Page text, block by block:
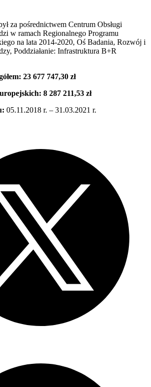
za pośrednictwem Centrum Obsługi
w ramach Regionalnego Programu
na lata 2014-2020, Oś Badania, Rozwój i
Poddziałanie: Infrastruktura B+R
23 677 747,30 zł
8 287 211,53 zł
05.11.2018 r. – 31.03.2021 r.